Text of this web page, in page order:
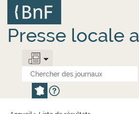
contenu
principal
Presse locale
Panneau de gestion des cookies